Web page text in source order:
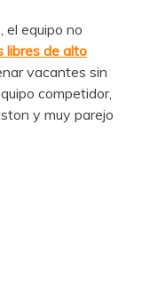
el equipo no
libres de alto
vacantes sin
competidor,
y muy parejo